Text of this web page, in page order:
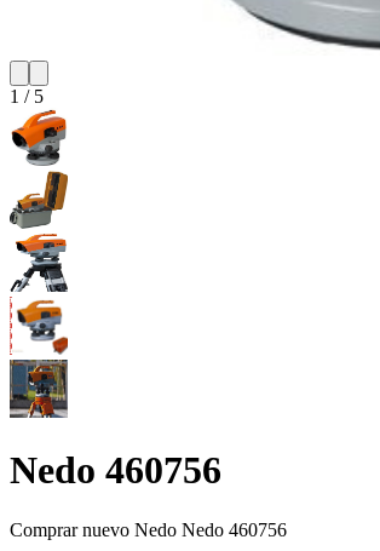
1 / 5
Nedo 460756
Comprar nuevo Nedo Nedo 460756